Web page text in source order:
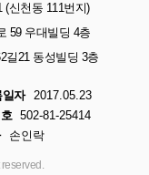
신천동 111번지)
59 우대빌딩 4층
길21 동성빌딩 3층
일자
2017.05.23
502-81-25414
손인락